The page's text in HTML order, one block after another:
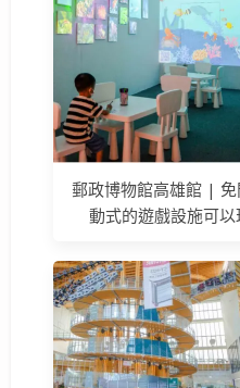
郵政博物館高雄館 |
動式的遊戲設施可